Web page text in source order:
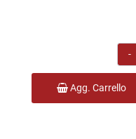
Agg. Carrello